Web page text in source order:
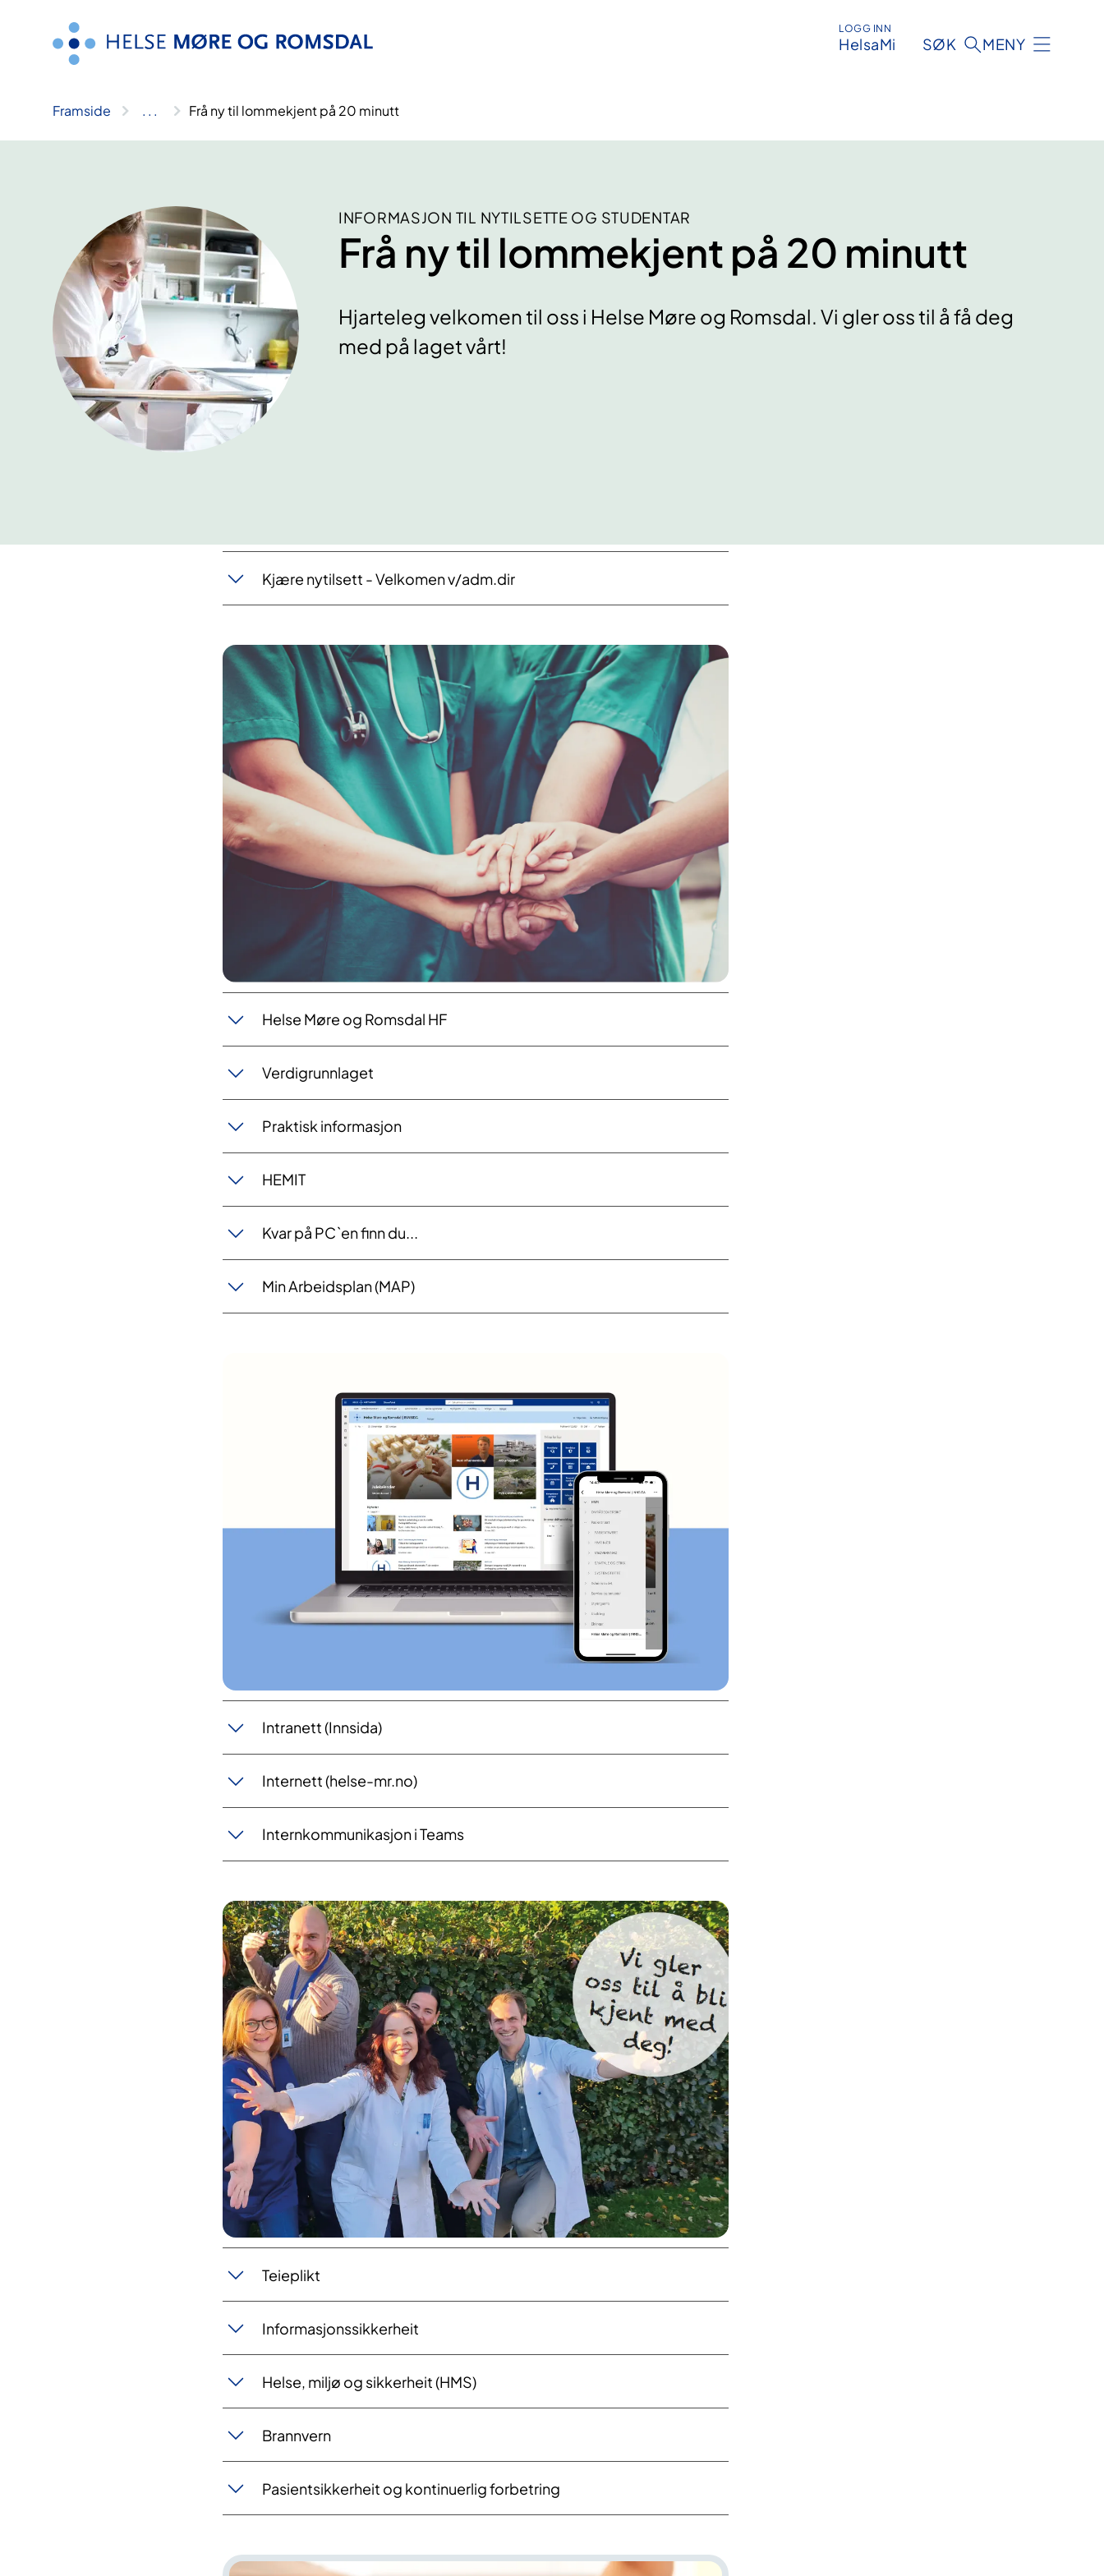
LOGG INN
HelsaMi SØK MENY
Framside .. . Frå ny til lommekjent på 20 minutt
INFORMASJON TIL NYTILSETTE OG STUDENTAR
Frå ny til lommekjent på 20 minutt
Hjarteleg velkomen til oss i Helse Møre og Romsdal. Vi gler oss til å få deg
med på laget vårt!
Kjære nytilsett - Velkomen v/adm.dir
Helse Møre og Romsdal HF
Verdigrunnlaget
Praktisk informasjon
HEMIT
Kvar på PC`en finn du...
Min Arbeidsplan (MAP)
Intranett (Innsida)
Internett (helse-mr.no)
Internkommunikasjon i Teams
Teieplikt
Informasjonssikkerheit
Helse, miljø og sikkerheit (HMS)
Brannvern
Pasientsikkerheit og kontinuerlig forbetring